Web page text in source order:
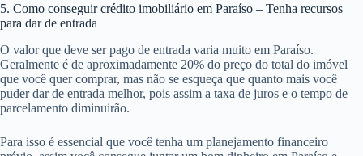
5. Como conseguir crédito imobiliário em Paraíso – Tenha recursos
para dar de entrada
O valor que deve ser pago de entrada varia muito em Paraíso.
Geralmente é de aproximadamente 20% do preço do total do imóvel
que você quer comprar, mas não se esqueça que quanto mais você
puder dar de entrada melhor, pois assim a taxa de juros e o tempo de
parcelamento diminuirão.
Para isso é essencial que você tenha um planejamento financeiro